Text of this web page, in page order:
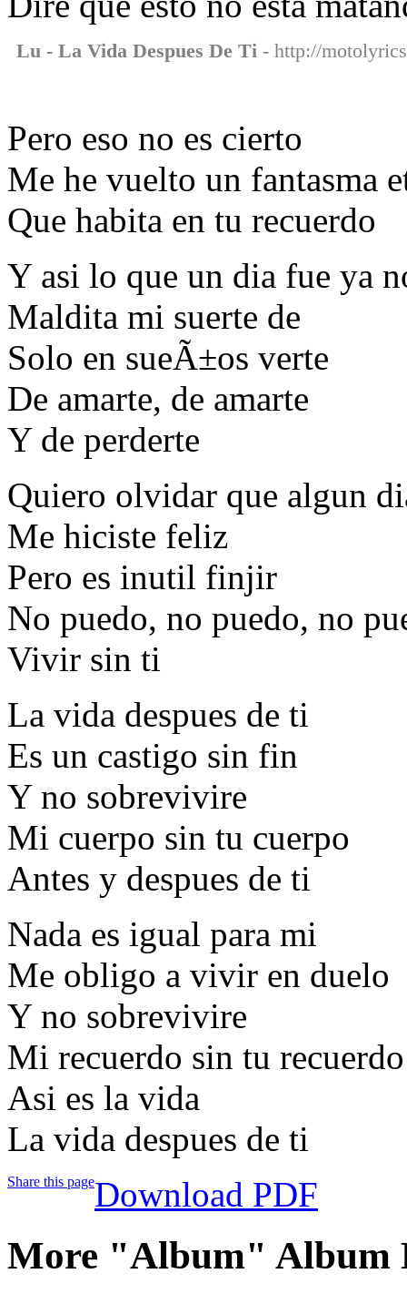
Lu - La Vida Despues De Ti - http://
Pero eso no es cierto
Me he vuelto un fantasma
Que habita en tu recuerdo
Y asi lo que un dia fue ya
Maldita mi suerte de
Solo en sueÃ±os verte
De amarte, de amarte
Y de perderte
Quiero olvidar que algun
Me hiciste feliz
Pero es inutil finjir
No puedo, no puedo, no
Vivir sin ti
La vida despues de ti
Es un castigo sin fin
Y no sobrevivire
Mi cuerpo sin tu cuerpo
Antes y despues de ti
Nada es igual para mi
Me obligo a vivir en duelo
Y no sobrevivire
Mi recuerdo sin tu recuerdo
Asi es la vida
La vida despues de ti
Share this pageDownload PDF
More "Album" Album